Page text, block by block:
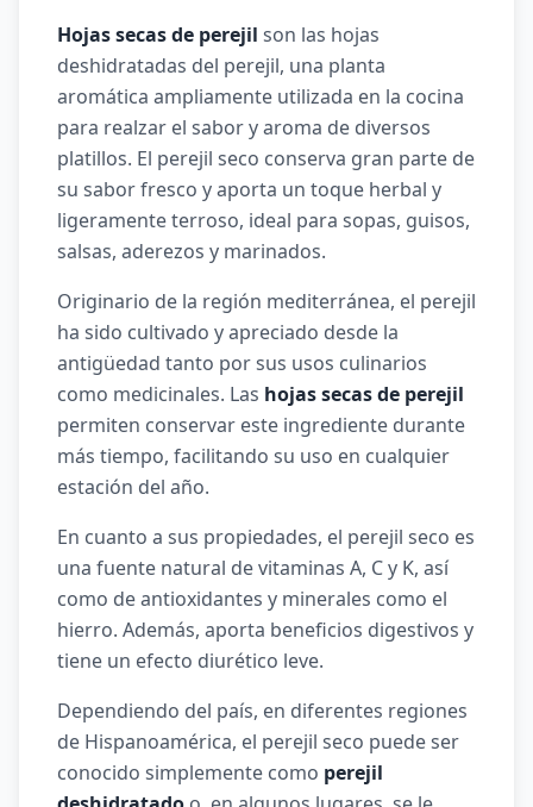
Hojas secas de perejil son las hojas
deshidratadas del perejil, una planta
aromática ampliamente utilizada en la cocina
para realzar el sabor y aroma de diversos
platillos. El perejil seco conserva gran parte de
su sabor fresco y aporta un toque herbal y
ligeramente terroso, ideal para sopas, guisos,
salsas, aderezos y marinados.
Originario de la región mediterránea, el perejil
ha sido cultivado y apreciado desde la
antigüedad tanto por sus usos culinarios
como medicinales. Las hojas secas de perejil
permiten conservar este ingrediente durante
más tiempo, facilitando su uso en cualquier
estación del año.
En cuanto a sus propiedades, el perejil seco es
una fuente natural de vitaminas A, C y K, así
como de antioxidantes y minerales como el
hierro. Además, aporta beneficios digestivos y
tiene un efecto diurético leve.
Dependiendo del país, en diferentes regiones
de Hispanoamérica, el perejil seco puede ser
conocido simplemente como perejil